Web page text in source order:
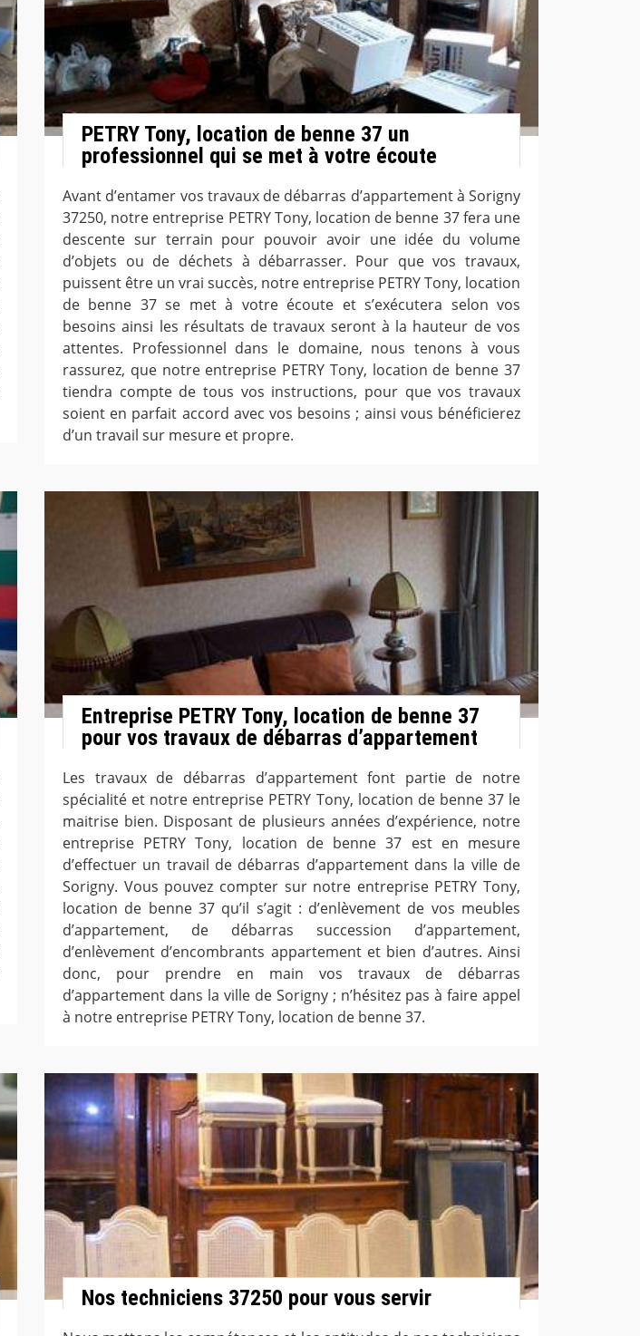
PETRY Tony, location de benne 37 un
professionnel qui se met à votre écoute
Avant d’entamer vos travaux de débarras d’appartement à Sorigny
37250, notre entreprise PETRY Tony, location de benne 37 fera une
descente sur terrain pour pouvoir avoir une idée du volume
d’objets ou de déchets à débarrasser. Pour que vos travaux,
puissent être un vrai succès, notre entreprise PETRY Tony, location
de benne 37 se met à votre écoute et s’exécutera selon vos
besoins ainsi les résultats de travaux seront à la hauteur de vos
attentes. Professionnel dans le domaine, nous tenons à vous
rassurez, que notre entreprise PETRY Tony, location de benne 37
tiendra compte de tous vos instructions, pour que vos travaux
soient en parfait accord avec vos besoins ; ainsi vous bénéficierez
d’un travail sur mesure et propre.
Entreprise PETRY Tony, location de benne 37
pour vos travaux de débarras d’appartement
Les travaux de débarras d’appartement font partie de notre
spécialité et notre entreprise PETRY Tony, location de benne 37 le
maitrise bien. Disposant de plusieurs années d’expérience, notre
entreprise PETRY Tony, location de benne 37 est en mesure
d’effectuer un travail de débarras d’appartement dans la ville de
Sorigny. Vous pouvez compter sur notre entreprise PETRY Tony,
location de benne 37 qu’il s’agit : d’enlèvement de vos meubles
d’appartement, de débarras succession d’appartement,
d’enlèvement d’encombrants appartement et bien d’autres. Ainsi
donc, pour prendre en main vos travaux de débarras
d’appartement dans la ville de Sorigny ; n’hésitez pas à faire appel
à notre entreprise PETRY Tony, location de benne 37.
Nos techniciens 37250 pour vous servir